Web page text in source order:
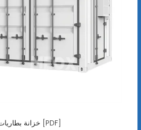
خزانة بطاريات محطة الطاقة الجديدة [PDF]